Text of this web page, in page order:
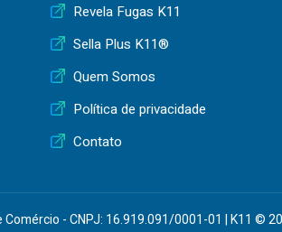
Revela Fugas K11
Sella Plus K11®
Quem Somos
Política de privacidade
Contato
Comércio - CNPJ: 16.919.091/0001-01 | K11 ©